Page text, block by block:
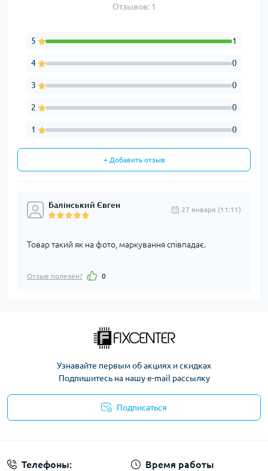
Отзывов: 1
5 1
4 0
3 0
2 0
1 0
+ Добавить отзыв
Балінський Євген 27 января (11:11)
Товар такий як на фото, маркування співпадає.
Отзыв полезен? 0
Узнавайте первым об акциях и скидках
Подпишитесь на нашу e-mail рассылку
Подписаться
Телефоны: Время работы